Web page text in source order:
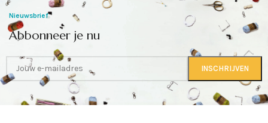
Nieuwsbrief
Abbonneer je nu